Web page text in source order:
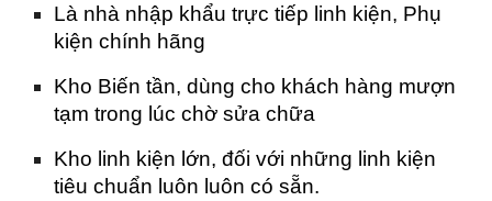
Là nhà nhập khẩu trực tiếp linh kiện, Phụ
kiện chính hãng
Kho Biến tần, dùng cho khách hàng mượn
tạm trong lúc chờ sửa chữa
Kho linh kiện lớn, đối với những linh kiện
tiêu chuẩn luôn luôn có sẵn.